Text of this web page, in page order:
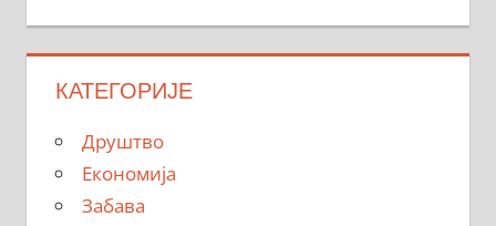
КАТЕГОРИЈЕ
Друштво
Економија
Забава